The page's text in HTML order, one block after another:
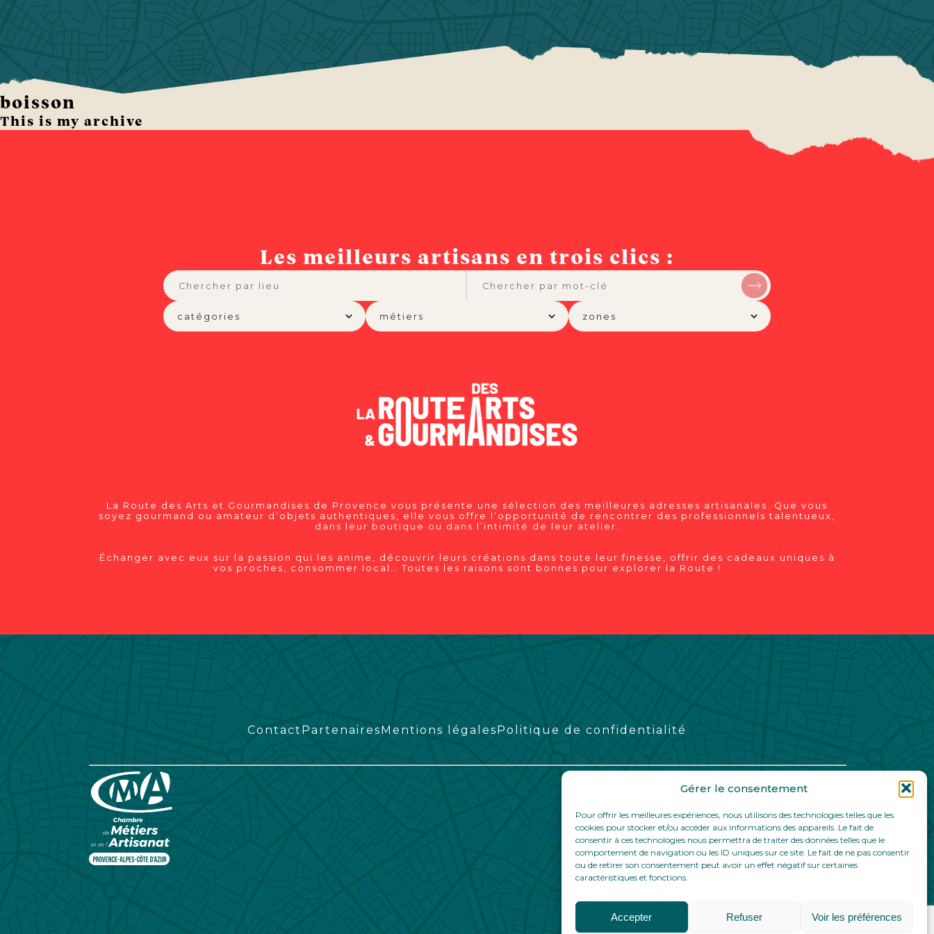
Gérer le consentement
Pour offrir les meilleures expériences, nous utilisons des technologies telles que les
cookies pour stocker et/ou accéder aux informations des appareils. Le fait de
consentir à ces technologies nous permettra de traiter des données telles que le
comportement de navigation ou les ID uniques sur ce site. Le fait de ne pas consentir
ou de retirer son consentement peut avoir un effet négatif sur certaines
caractéristiques et fonctions.
Accepter Refuser Voir les préférences
boisson
This is my archive
Les meilleurs artisans en trois clics :
La Route des Arts et Gourmandises de Provence vous présente une sélection des meilleures adresses artisanales. Que vous
soyez gourmand ou amateur d’objets authentiques, elle vous offre l’opportunité de rencontrer des professionnels talentueux,
dans leur boutique ou dans l’intimité de leur atelier.
Échanger avec eux sur la passion qui les anime, découvrir leurs créations dans toute leur finesse, offrir des cadeaux uniques à
vos proches, consommer local… Toutes les raisons sont bonnes pour explorer la Route !
Contact PartenairesMentions légalesPolitique de confidentialité